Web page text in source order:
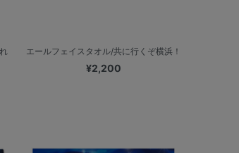
エールフェイスタオル/共に行くぞ横浜！
¥2,200